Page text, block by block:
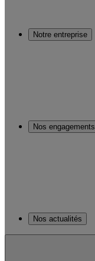
Notre entreprise
Nos engagements
Nos actualités